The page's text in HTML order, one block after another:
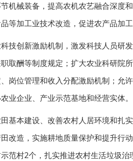
机械装备，提高农机农艺融合深度
等加工业技术改造，促进农产品加
技创新激励机制，激发科技人员研
取酬等制度规定；扩大农业科研院
岗位管理和收入分配激励机制；允
业企业、产业示范基地和经营实体。
基本建设、改善农村人居环境和扎
改造，实施耕地质量保护和提升行
范村2个，扎实推进农村生活垃圾